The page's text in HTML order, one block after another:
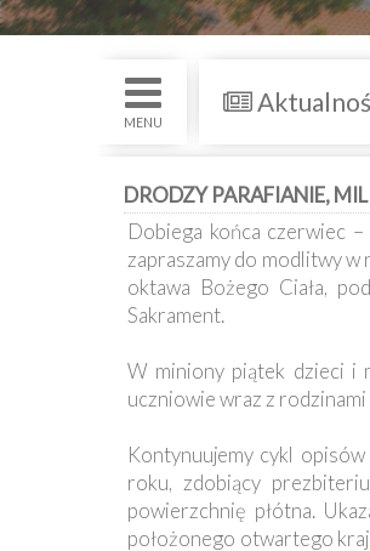
św.
i
Duszpasterze
MENU
DRODZY PARAFIANIE,
Dobiega końca czerwiec
zapraszamy do modlitwy w
oktawa Bożego Ciała,
Sakrament.
W miniony piątek dzieci i
uczniowie wraz z
Kontynuujemy cykl
roku, zdobiący
powierzchnię płótna.
położonego otwartego